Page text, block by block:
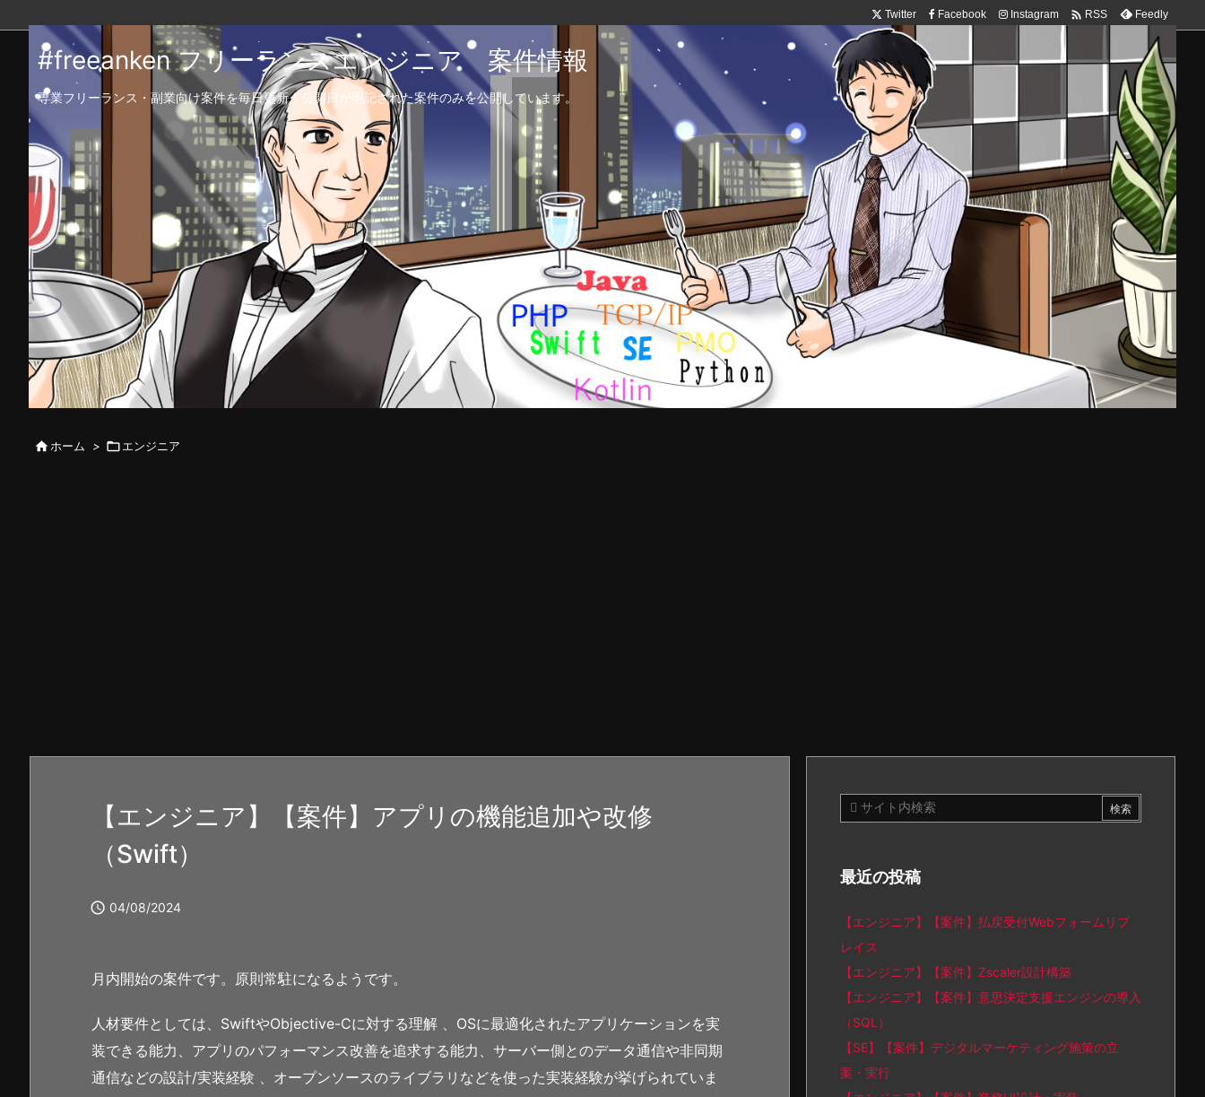
Twitter Facebook Instagram  RSS Feedly
#freeanken フリーランスエンジニア 案件情報
専業フリーランス・副業向け案件を毎日更新！公開日が明記された案件のみを公開しています。
 ホーム > エンジニア
【エンジニア】【案件】アプリの機能追加や改修
（Swift）
 04/08/2024
月内開始の案件です。原則常駐になるようです。
人材要件としては、SwiftやObjective-Cに対する理解 、OSに最適化されたアプリケーションを実
装できる能力、アプリのパフォーマンス改善を追求する能力、サーバー側とのデータ通信や非同期
通信などの設計/実装経験 、オープンソースのライブラリなどを使った実装経験が挙げられていま
最近の投稿
【エンジニア】【案件】払戻受付Webフォームリプ
レイス
【エンジニア】【案件】Zscaler設計構築
【エンジニア】【案件】意思決定支援エンジンの導入
（SQL）
【SE】【案件】デジタルマーケティング施策の立
案・実行